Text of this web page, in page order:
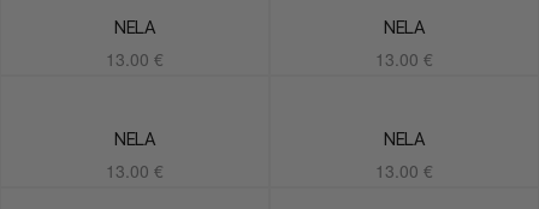
NELA
13.00 €
NELA
13.00 €
NELA
13.00 €
NELA
13.00 €